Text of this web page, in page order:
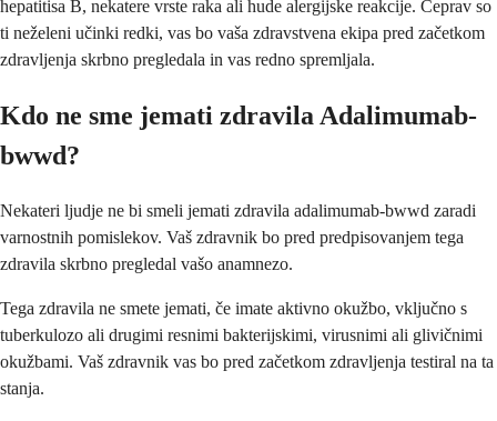
hepatitisa B, nekatere vrste raka ali hude alergijske reakcije. Čeprav so
ti neželeni učinki redki, vas bo vaša zdravstvena ekipa pred začetkom
zdravljenja skrbno pregledala in vas redno spremljala.
Kdo ne sme jemati zdravila Adalimumab-
bwwd?
Nekateri ljudje ne bi smeli jemati zdravila adalimumab-bwwd zaradi
varnostnih pomislekov. Vaš zdravnik bo pred predpisovanjem tega
zdravila skrbno pregledal vašo anamnezo.
Tega zdravila ne smete jemati, če imate aktivno okužbo, vključno s
tuberkulozo ali drugimi resnimi bakterijskimi, virusnimi ali glivičnimi
okužbami. Vaš zdravnik vas bo pred začetkom zdravljenja testiral na ta
stanja.